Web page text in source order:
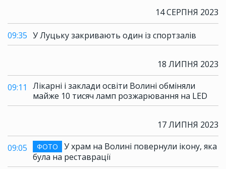
14 СЕРПНЯ 2023
09:35 У Луцьку закривають один із спортзалів
18 ЛИПНЯ 2023
09:11
Лікарні і заклади освіти Волині обміняли
майже 10 тисяч ламп розжарювання на LED
17 ЛИПНЯ 2023
09:05 ФОТО
У храм на Волині повернули ікону, яка
була на реставрації